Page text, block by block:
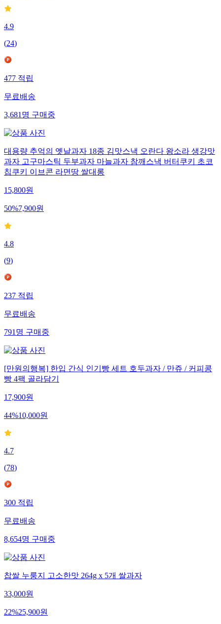
4.9
(24)
477 적립
무료배송
3,681 명 구매중
대용량 추억의 옛날과자 18종 김맛스낵 오란다 왕소라 생강맛
과자 고구마스틱 두부과자 마늘과자 참깨스낵 버터쿠키 초코
칩쿠키 이브콘 라면땅 쌀대롱
15,800원
50%7,900원
4.8
(9)
237 적립
무료배송
791 명 구매중
[만원의행복] 한입 간식 인기빵 세트 호두과자 / 만쥬 / 커피콩
빵 4팩 골라담기
17,900원
44%10,000원
4.7
(78)
300 적립
무료배송
8,654명 구매중
찹쌀 누룽지 고소한맛 264g x 5개 쌀과자
33,000원
22%25,900원